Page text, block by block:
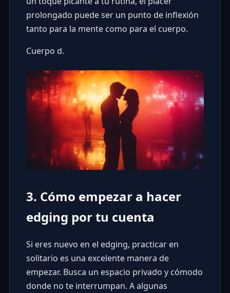
prolongado puede ser un punto de inflexión
tanto para la mente como para el cuerpo.
Cuerpo d.
3. Cómo empezar a hacer
edging por tu cuenta
Si eres nuevo en el edging, practicar en
solitario es una excelente manera de
empezar. Busca un espacio privado y cómodo
donde no te interrumpan. A algunas